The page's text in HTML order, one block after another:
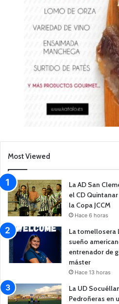
Most Viewed
La AD San
el CD
la Copa JCCM
Hace 6 horas
La tomellosera
sueño
entrenador de
máster
Hace 13 horas
La UD
Pedroñeras en